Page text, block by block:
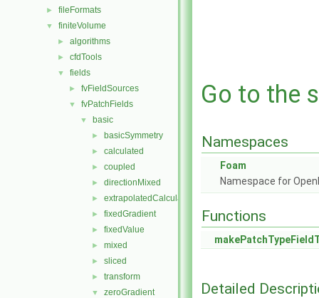
► fileFormats
▼ finiteVolume
► algorithms
► cfdTools
▼ fields
► fvFieldSources
▼ fvPatchFields
▼ basic
► basicSymmetry
► calculated
► coupled
► directionMixed
► extrapolatedCalculated
► fixedGradient
► fixedValue
► mixed
► sliced
► transform
▼
zeroGradient
Go to the
Namespaces
Foam
Namespace for
Functions
Detailed